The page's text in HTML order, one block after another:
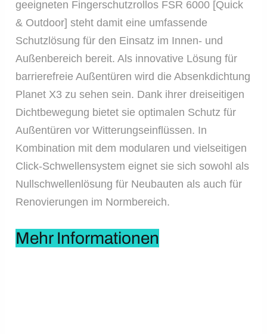
geeigneten Fingerschutzrollos FSR 6000 [Quick
& Outdoor] steht damit eine umfassende
Schutzlösung für den Einsatz im Innen- und
Außenbereich bereit. Als innovative Lösung für
barrierefreie Außentüren wird die Absenkdichtung
Planet X3 zu sehen sein. Dank ihrer dreiseitigen
Dichtbewegung bietet sie optimalen Schutz für
Außentüren vor Witterungseinflüssen. In
Kombination mit dem modularen und vielseitigen
Click-Schwellensystem eignet sie sich sowohl als
Nullschwellenlösung für Neubauten als auch für
Renovierungen im Normbereich.
Mehr Informationen